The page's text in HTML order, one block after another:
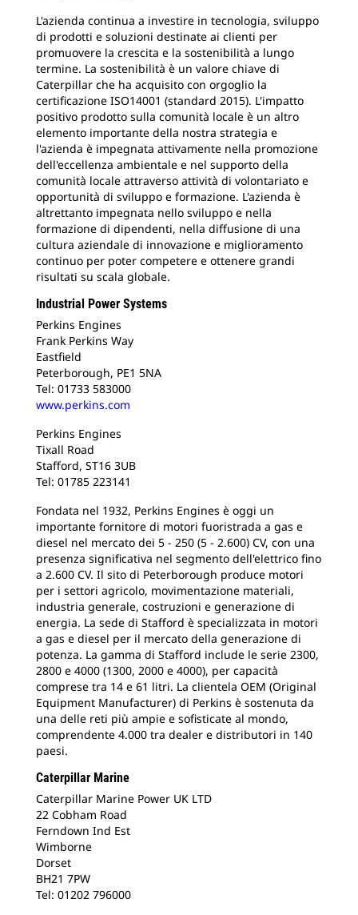
L'azienda continua a investire in tecnologia, sviluppo
di prodotti e soluzioni destinate ai clienti per
promuovere la crescita e la sostenibilità a lungo
termine. La sostenibilità è un valore chiave di
Caterpillar che ha acquisito con orgoglio la
certificazione ISO14001 (standard 2015). L'impatto
positivo prodotto sulla comunità locale è un altro
elemento importante della nostra strategia e
l'azienda è impegnata attivamente nella promozione
dell'eccellenza ambientale e nel supporto della
comunità locale attraverso attività di volontariato e
opportunità di sviluppo e formazione. L'azienda è
altrettanto impegnata nello sviluppo e nella
formazione di dipendenti, nella diffusione di una
cultura aziendale di innovazione e miglioramento
continuo per poter competere e ottenere grandi
risultati su scala globale.
Industrial Power Systems
Perkins Engines
Frank Perkins Way
Eastfield
Peterborough, PE1 5NA
Tel: 01733 583000
www.perkins.com
Perkins Engines
Tixall Road
Stafford, ST16 3UB
Tel: 01785 223141
Fondata nel 1932, Perkins Engines è oggi un
importante fornitore di motori fuoristrada a gas e
diesel nel mercato dei 5 - 250 (5 - 2.600) CV, con una
presenza significativa nel segmento dell'elettrico fino
a 2.600 CV. Il sito di Peterborough produce motori
per i settori agricolo, movimentazione materiali,
industria generale, costruzioni e generazione di
energia. La sede di Stafford è specializzata in motori
a gas e diesel per il mercato della generazione di
potenza. La gamma di Stafford include le serie 2300,
2800 e 4000 (1300, 2000 e 4000), per capacità
comprese tra 14 e 61 litri. La clientela OEM (Original
Equipment Manufacturer) di Perkins è sostenuta da
una delle reti più ampie e sofisticate al mondo,
comprendente 4.000 tra dealer e distributori in 140
paesi.
Caterpillar Marine
Caterpillar Marine Power UK LTD
22 Cobham Road
Ferndown Ind Est
Wimborne
Dorset
BH21 7PW
Tel: 01202 796000